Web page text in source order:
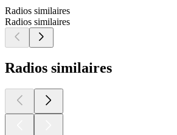
Radios similaires
Radios similaires
Radios similaires